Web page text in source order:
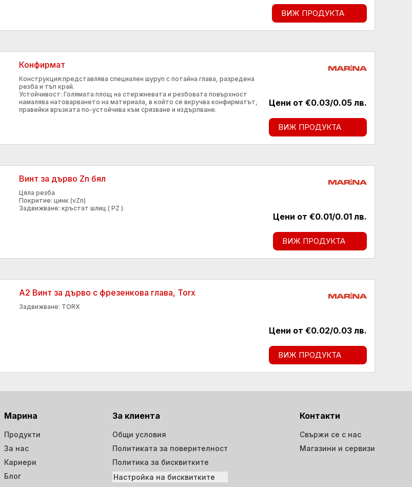
ВИЖ ПРОДУКТА
Конфирмат
Конструкция:представлява специален шуруп с потайна глава, разредена
резба и тъп край.
Устойчивост: Голямата площ на стержневата и резбовата повърхност
намалява натоварването на материала, в който се вкручва конфирматът,
правейки връзката по-устойчива към срязване и издърпване.
Цени от €0.03/0.05 лв.
ВИЖ ПРОДУКТА
Винт за дърво Zn бял
Цяла резба
Покритие: цинк (vZn)
Задвижване: кръстат шлиц ( PZ )
Цени от €0.01/0.01 лв.
ВИЖ ПРОДУКТА
А2 Винт за дърво с фрезенкова глава, Torx
Задвижване: TORX
Цени от €0.02/0.03 лв.
ВИЖ ПРОДУКТА
Контакти
Свържи се с нас
Магазини и сервизи
За клиента
Общи условия
Политиката за поверителност
Политика за бисквитките
Настройка на бисквитките
Марина
Продукти
За нас
Кариери
Блог